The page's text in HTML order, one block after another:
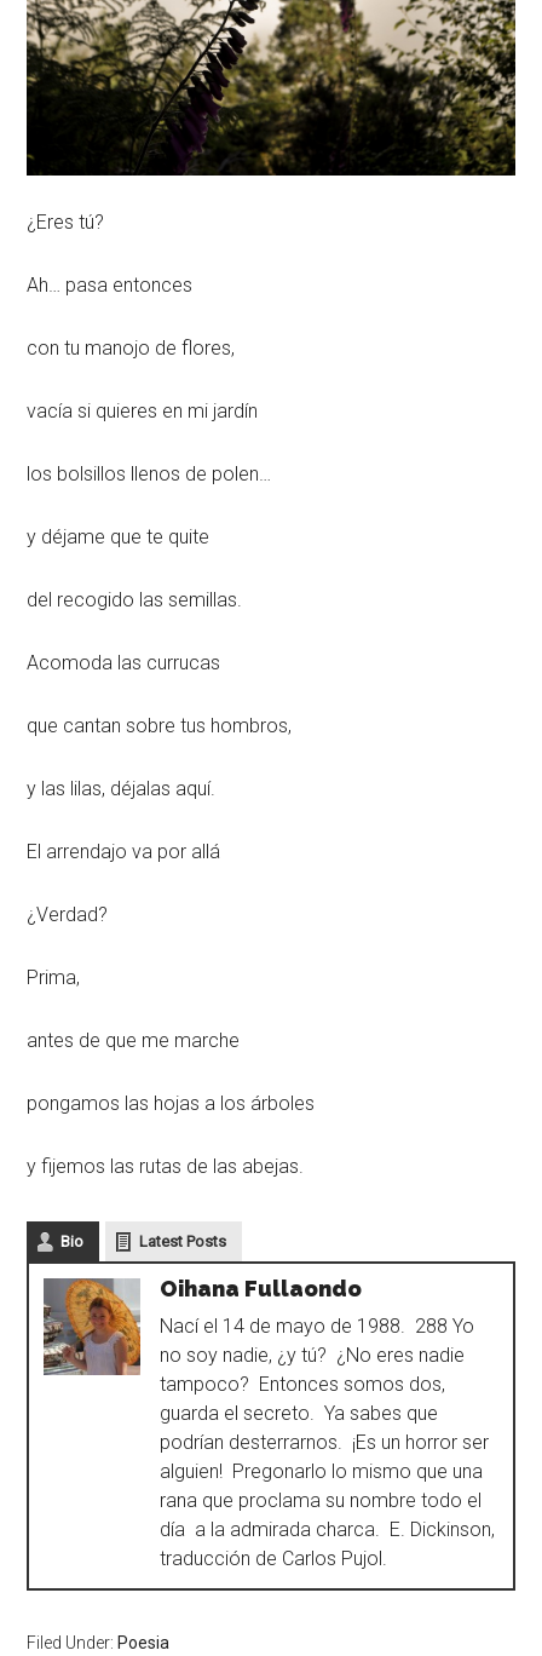
¿Eres tú?
Ah… pasa entonces
con tu manojo de flores,
vacía si quieres en mi jardín
los bolsillos llenos de polen…
y déjame que te quite
del recogido las semillas.
Acomoda las currucas
que cantan sobre tus hombros,
y las lilas, déjalas aquí.
El arrendajo va por allá
¿Verdad?
Prima,
antes de que me marche
pongamos las hojas a los árboles
y fijemos las rutas de las abejas.
Bio Latest Posts
Oihana Fullaondo
Nací el 14 de mayo de 1988. 288 Yo
no soy nadie, ¿y tú? ¿No eres nadie
tampoco? Entonces somos dos,
guarda el secreto. Ya sabes que
podrían desterrarnos. ¡Es un horror ser
alguien! Pregonarlo lo mismo que una
rana que proclama su nombre todo el
día a la admirada charca. E. Dickinson,
traducción de Carlos Pujol.
Filed Under:Poesia